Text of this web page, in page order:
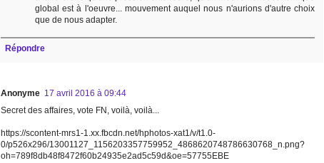
global est à l'oeuvre... mouvement auquel nous n'aurions d'autre choix
que de nous adapter.
Répondre
Anonyme 17 avril 2016 à 09:44
Secret des affaires, vote FN, voilà, voilà...
https://scontent-mrs1-1.xx.fbcdn.net/hphotos-xat1/v/t1.0-
0/p526x296/13001127_1156203357759952_4868620748786630768_n.png?
oh=789f8db48f8472f60b24935e2ad5c59d&oe=57755EBE